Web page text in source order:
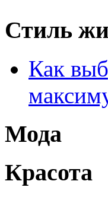
Стиль
Как
Мода
Красота